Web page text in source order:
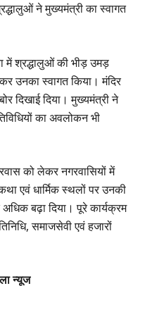
ने मुख्यमंत्री का स्वागत
में श्रद्धालुओं की भीड़ उमड़
उनका स्वागत किया। मंदिर
दिखाई दिया। मुख्यमंत्री ने
का अवलोकन भी
को लेकर नगरवासियों में
एवं धार्मिक स्थलों पर उनकी
बढ़ा दिया। पूरे कार्यक्रम
समाजसेवी एवं हजारों
न्यूज